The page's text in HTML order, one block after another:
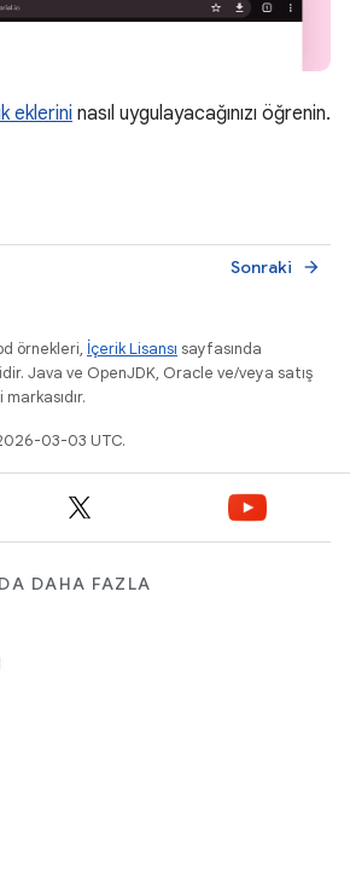
eklerini nasıl uygulayacağınızı öğrenin.
Sonraki arrow_forward
örnekleri, İçerik Lisansı sayfasında
Java ve OpenJDK, Oracle ve/veya satış
03-03 UTC.
DAHA FAZLA